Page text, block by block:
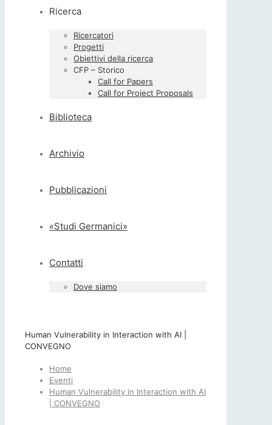
Ricerca
Ricercatori
Progetti
Obiettivi della ricerca
CFP – Storico
Call for Papers
Call for Project Proposals
Biblioteca
Archivio
Pubblicazioni
«Studi Germanici»
Contatti
Dove siamo
Human Vulnerability in Interaction with AI |
CONVEGNO
Home
Eventi
Human Vulnerability in Interaction with AI
| CONVEGNO